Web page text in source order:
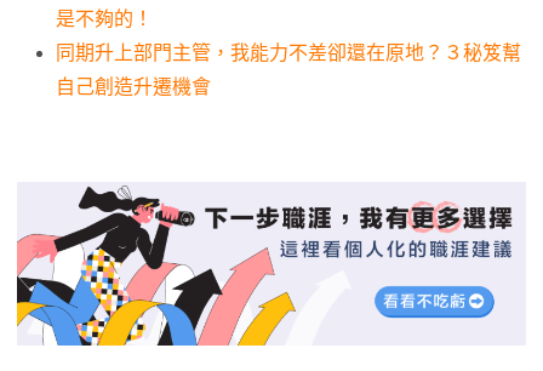
是不夠的！
同期升上部門主管，我能力不差卻還在原地？３秘笈幫
自己創造升遷機會